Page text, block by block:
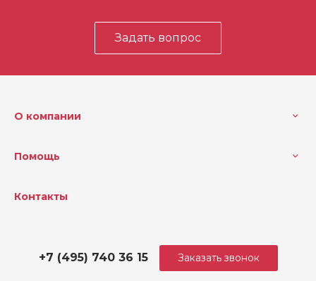
Задать вопрос
О компании
Помощь
Контакты
+7 (495) 740 36 15 Заказать звонок